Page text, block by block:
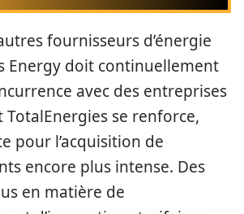
fournisseurs d’énergie
Energy doit continuellement
avec des entreprises
TotalEnergies se renforce,
pour l’acquisition de
encore plus intense. Des
en matière de